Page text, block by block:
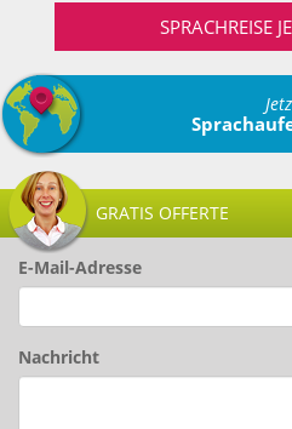
SPRACHREISE
GRATIS OFFERTE
E-Mail-Adresse
Nachricht